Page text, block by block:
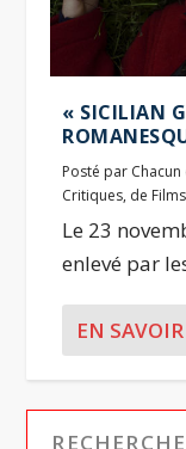
« SICILIAN
Posté par
Critiques, de Films
Le 23
enlevé par
EN